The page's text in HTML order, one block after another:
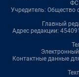
ФС
Учредитель: Общество
Главный
Адрес редакции:
Контактные данные